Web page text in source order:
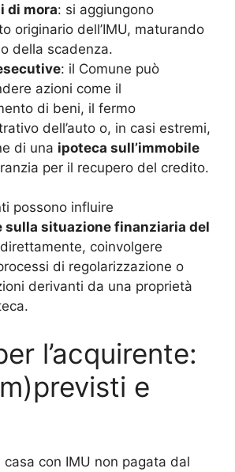
di mora: si aggiungono
originario dell’IMU, maturando
della scadenza.
: il Comune può
azioni come il
di beni, il fermo
dell’auto o, in casi estremi,
di una ipoteca sull’immobile
per il recupero del credito.
possono influire
sulla situazione finanziaria del
coinvolgere
di regolarizzazione o
derivanti da una proprietà
l’acquirente:
e
con IMU non pagata dal